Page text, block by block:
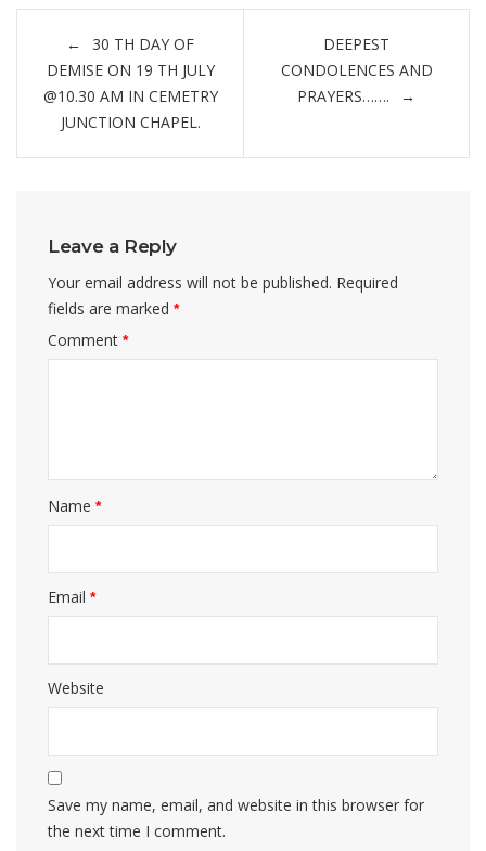
navigation
30 TH DAY OF
DEMISE ON 19 TH JULY
@10.30 AM IN CEMETRY
JUNCTION CHAPEL.
DEEPEST
CONDOLENCES AND
PRAYERS…….
Leave a Reply
Your email address will not be published. Required
fields are marked*
Comment*
Name*
Email*
Website
Save my name, email, and website in this browser for
the next time I comment.